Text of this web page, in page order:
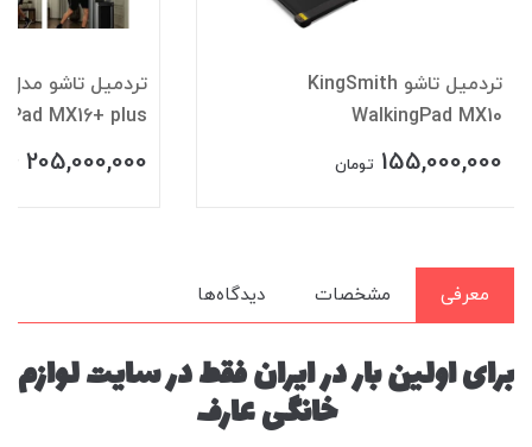
تردمیل تاشو KingSmith
WalkingPad MX10
155,000,000 تومان
MX16+ plus
205,000,000
معرفی مشخصات دیدگاه‌ها
برای اولین بار در ایران فقط در سایت لوازم
خانگی عارف